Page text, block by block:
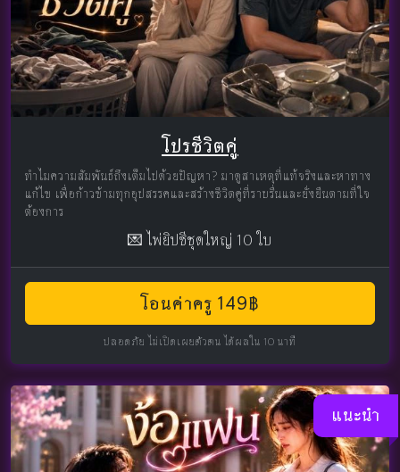
โปรชีวิตคู่
ทำไมความสัมพันธ์ถึงเต็มไปด้วยปัญหา? มาดูสาเหตุที่แท้จริงและหาทาง
แก้ไข เพื่อก้าวข้ามทุกอุปสรรคและสร้างชีวิตคู่ที่ราบรื่นและยั่งยืนตามที่ใจ
ต้องการ
💌 ไพ่ยิปซีชุดใหญ่ 10 ใบ
โอนค่าครู 149฿
ปลอดภัย ไม่เปิดเผยตัวตน ได้ผลใน 10 นาที
แนะนำ